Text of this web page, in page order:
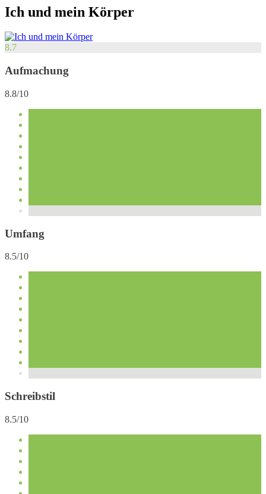
Ich und mein Körper
8.7
Aufmachung
8.8/10
Umfang
8.5/10
Schreibstil
8.5/10